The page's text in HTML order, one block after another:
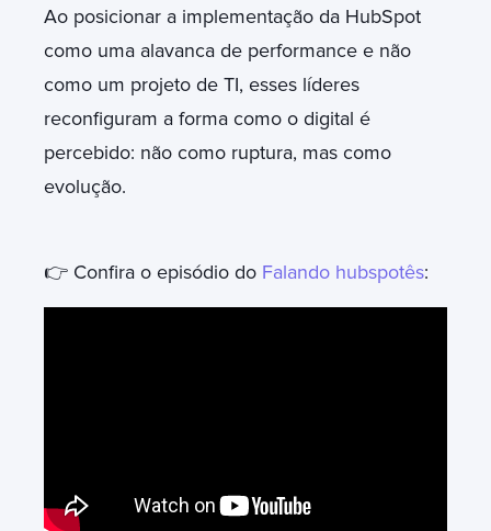
Ao posicionar a implementação da HubSpot
como uma alavanca de performance e não
como um projeto de TI, esses líderes
reconfiguram a forma como o digital é
percebido: não como ruptura, mas como
evolução.
👉 Confira o episódio do Falando hubspotês: